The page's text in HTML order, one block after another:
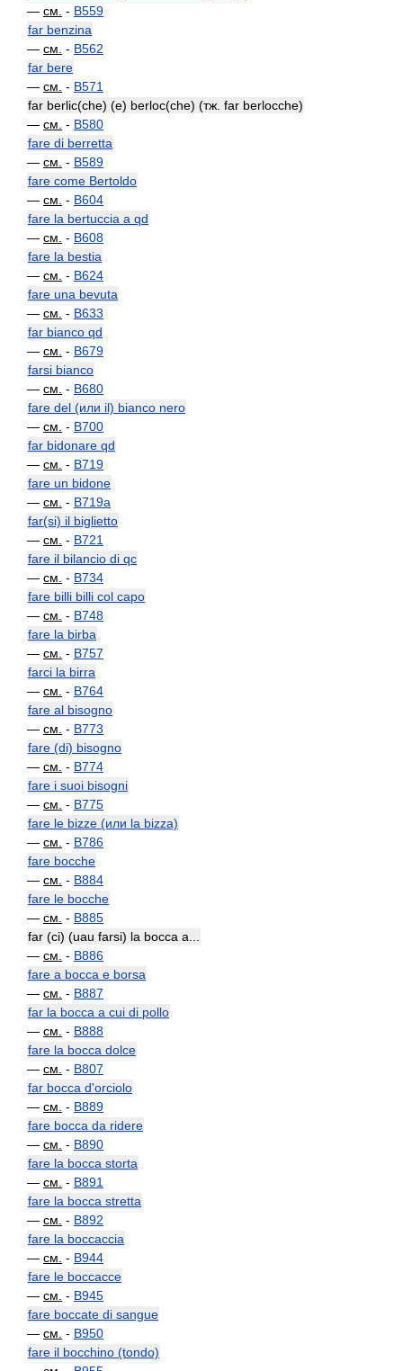
— см. - B559
far benzina
— см. - B562
far bere
— см. - B571
far berlic(che) (e) berloc(che) (тж. far berlocche)
— см. - B580
fare di berretta
— см. - B589
fare come Bertoldo
— см. - B604
fare la bertuccia a qd
— см. - B608
fare la bestia
— см. - B624
fare una bevuta
— см. - B633
far bianco qd
— см. - B679
farsi bianco
— см. - B680
fare del (или il) bianco nero
— см. - B700
far bidonare qd
— см. - B719
fare un bidone
— см. - B719a
far(si) il biglietto
— см. - B721
fare il bilancio di qc
— см. - B734
fare billi billi col capo
— см. - B748
fare la birba
— см. - B757
farci la birra
— см. - B764
fare al bisogno
— см. - B773
fare (di) bisogno
— см. - B774
fare i suoi bisogni
— см. - B775
fare le bizze (или la bizza)
— см. - B786
fare bocche
— см. - B884
fare le bocche
— см. - B885
far (ci) (uau farsi) la bocca a...
— см. - B886
fare a bocca e borsa
— см. - B887
far la bocca a cui di pollo
— см. - B888
fare la bocca dolce
— см. - B807
far bocca d'orciolo
— см. - B889
fare bocca da ridere
— см. - B890
fare la bocca storta
— см. - B891
fare la bocca stretta
— см. - B892
fare la boccaccia
— см. - B944
fare le boccacce
— см. - B945
fare boccate di sangue
— см. - B950
fare il bocchino (tondo)